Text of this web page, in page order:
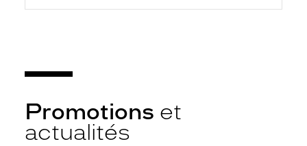
Promotions et
actualités